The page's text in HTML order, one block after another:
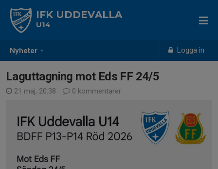
Nyheter Logga in
IFK UDDEVALLA
U14
Laguttagning mot Eds FF 24/5
21 maj, 20:38 0 kommentarer